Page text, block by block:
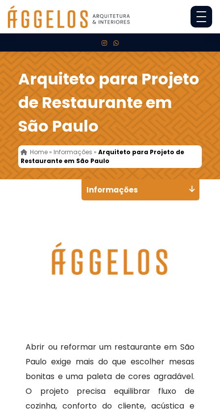
Arquiteto para Projeto
de Restaurante em
São Paulo
Home » Informações »Arquiteto para Projeto de
Restaurante em São Paulo
Abrir ou reformar um restaurante em São
Paulo exige mais do que escolher mesas
bonitas e uma paleta de cores agradável.
O projeto precisa equilibrar fluxo de
cozinha, conforto do cliente, acústica e
Informações